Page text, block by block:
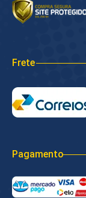
Frete
Pagamento